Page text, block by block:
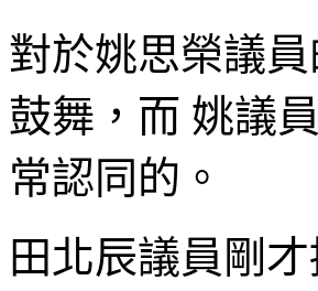
對於姚思榮議
鼓舞，而 姚議
常認同的。
田北辰議員剛